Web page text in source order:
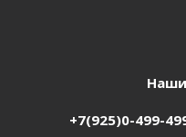
+7(925)0-499-